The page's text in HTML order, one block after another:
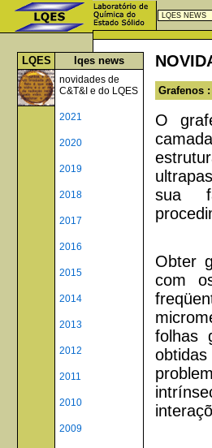
LQES NEWS
LQES lqes news
novidades de
C&T&I e do LQES
2021
2020
2019
2018
2017
2016
2015
2014
2013
2012
2011
2010
2009
Grafenos
O
sua
Obter
com
folhas